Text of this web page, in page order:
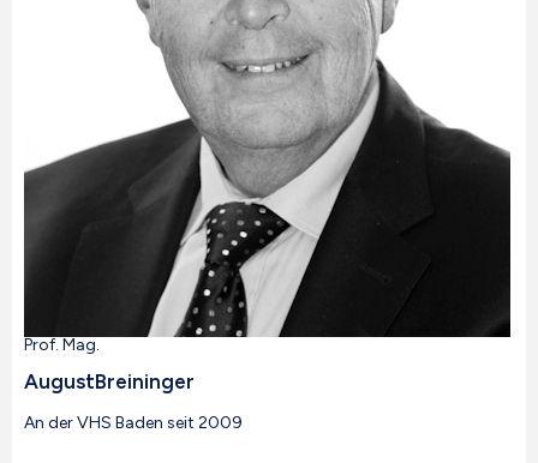
Prof. Mag.
AugustBreininger
An der VHS Baden seit 2009